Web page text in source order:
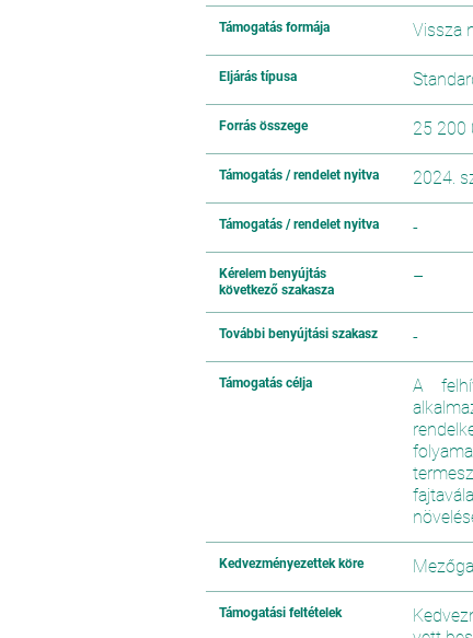
Támogatás formája Vissza
Eljárás típusa
Forrás összege 25 200
Támogatás / rendelet nyitva 2024.
Támogatás / rendelet nyitva -
Kérelem benyújtás
következő szakasza
–
További benyújtási szakasz -
Támogatás célja
A
Kedvezményezettek köre
Támogatási feltételek